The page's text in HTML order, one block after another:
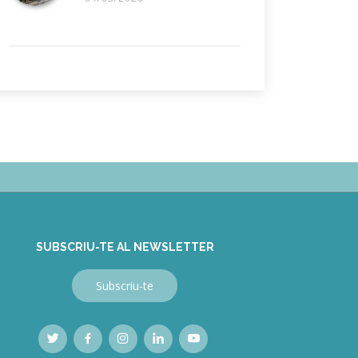
SUBSCRIU-TE AL NEWSLETTER
Subscriu-te